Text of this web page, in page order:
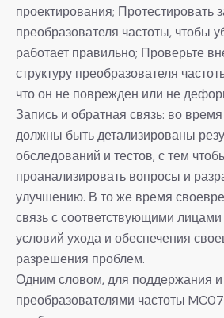
проектирования;
преобразователя частоты, чтобы
работает правильно; Проверьте
структуру преобразователя
что он не поврежден или не
Запись и обратная связь: во
должны быть детализированы
обследований и тестов, с тем
проанализировать вопросы и
улучшению. В то же время
связь с соответствующими
условий ухода и обеспечения
разрешения проблем.
Одним словом, для поддержания и
преобразователями частоты